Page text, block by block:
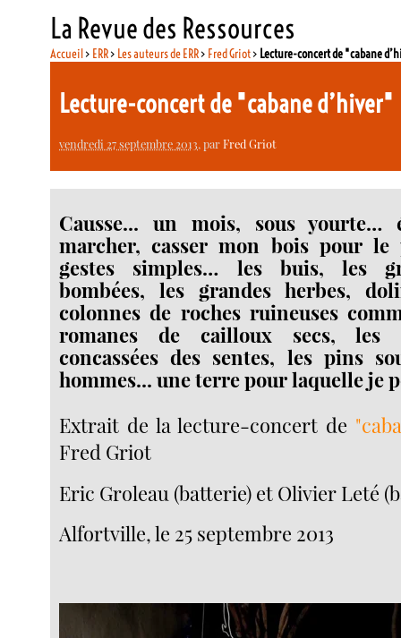
La Revue des Ressources
Accueil> ERR> Les auteurs de ERR> Fred Griot> Lecture-concert de "cabane
Lecture-concert de "cabane
vendredi 27 septembre 2013, parFred Griot
Causse... un mois, sous yourte…
marcher, casser mon bois pour le
gestes simples… les buis, les
bombées, les grandes herbes,
colonnes de roches ruineuses
romanes de cailloux secs, les
concassées des sentes, les pins
hommes... une terre pour laquelle je
Extrait de la lecture-concert de
Fred Griot
Eric Groleau (batterie) et Olivier Leté
Alfortville, le 25 septembre 2013